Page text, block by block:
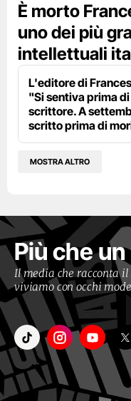
È morto
uno dei più
intellettuali
L'editore di
"Si sentiva prima
scrittore. A
scritto prima di
MOSTRA ALTRO
Più che
Il media che racconta il
viviamo con occhi